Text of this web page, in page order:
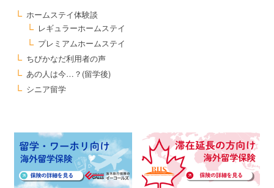
ホームステイ体験談
レギュラーホームステイ
プレミアムホームステイ
ちびかなだ利用者の声
あの人は今…？(留学後)
シニア留学